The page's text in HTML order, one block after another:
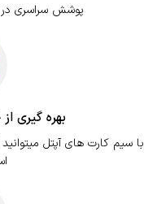
پوشش سراسری در
بهره گیری
با سیم کارت های آپتل